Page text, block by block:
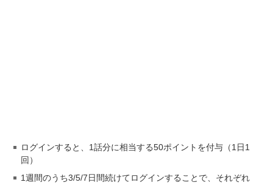
ログインすると、1話分に相当する50ポイントを付与（1日1
回）
1週間のうち3/5/7日間続けてログインすることで、それぞれ